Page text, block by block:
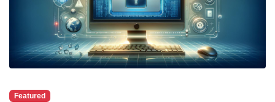
Featured